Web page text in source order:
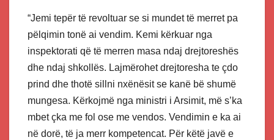
“Jemi tepër të revoltuar se si mundet të merret pa
pëlqimin tonë ai vendim. Kemi kërkuar nga
inspektorati që të merren masa ndaj drejtoreshës
dhe ndaj shkollës. Lajmërohet drejtoresha te çdo
prind dhe thotë sillni nxënësit se kanë bë shumë
mungesa. Kërkojmë nga ministri i Arsimit, më s’ka
mbet çka me fol ose me vendos. Vendimin e ka ai
në dorë, të ja merr kompetencat. Për këtë javë e